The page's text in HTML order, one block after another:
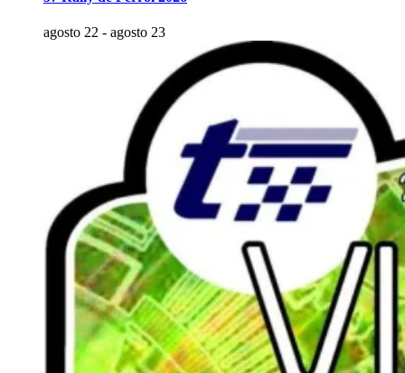
agosto 22 - agosto 23